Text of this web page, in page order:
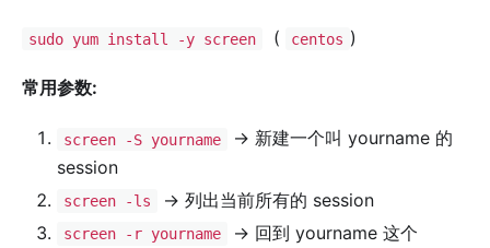
sudo yum install -y screen ( centos )
常用参数:
screen -S yourname
-> 新建一个叫 yourname 的
session
screen -ls -> 列出当前所有的 session
screen -r yourname
-> 回到 yourname 这个